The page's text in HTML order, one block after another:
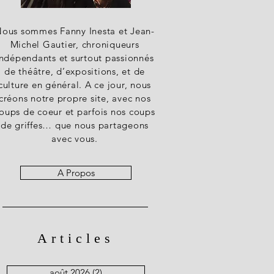
sommes Fanny Inesta et Jean-
Michel Gautier, chroniqueurs
et surtout passionnés
de théâtre, d’expositions, et de
en général. A ce jour, nous
notre propre site, avec nos
de coeur et parfois nos coups
de griffes… que nous partageons
avec vous.
A Propos
Articles